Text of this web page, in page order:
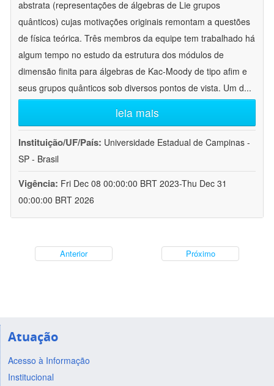
abstrata (representações de álgebras de Lie grupos
quânticos) cujas motivações originais remontam a questões
de física teórica. Três membros da equipe tem trabalhado há
algum tempo no estudo da estrutura dos módulos de
dimensão finita para álgebras de Kac-Moody de tipo afim e
seus grupos quânticos sob diversos pontos de vista. Um d...
leia mais
Instituição/UF/País: Universidade Estadual de Campinas -
SP - Brasil
Vigência: Fri Dec 08 00:00:00 BRT 2023-Thu Dec 31
00:00:00 BRT 2026
Anterior Próximo
Atuação
Acesso à Informação
Institucional